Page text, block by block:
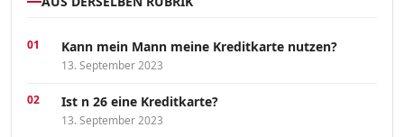
Kann mein Mann meine Kreditkarte nutzen?
13. September 2023
Ist n 26 eine Kreditkarte?
13. September 2023